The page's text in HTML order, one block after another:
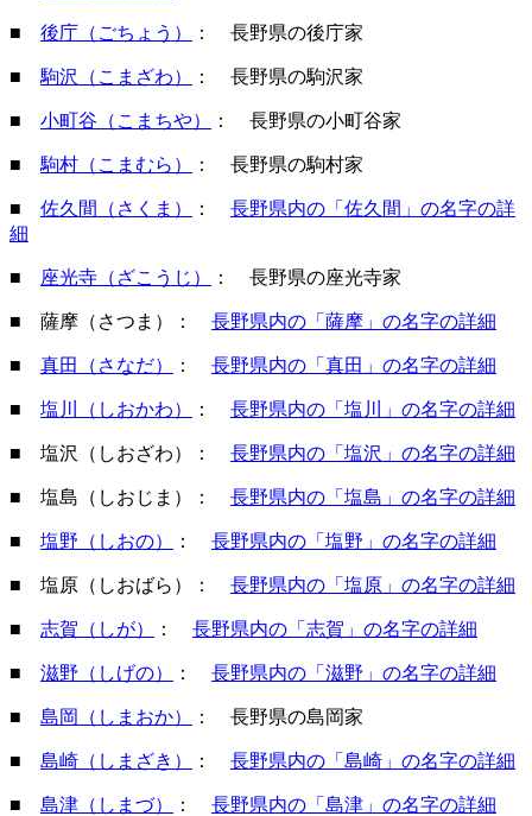
■ 後庁（ごちょう） ： 長野県の後庁家
■ 駒沢（こまざわ） ： 長野県の駒沢家
■ 小町谷（こまちや） ： 長野県の小町谷家
■ 駒村（こまむら） ： 長野県の駒村家
■ 佐久間（さくま） ： 長野県内の「佐久間」の名字の詳
細
■ 座光寺（ざこうじ） ： 長野県の座光寺家
■ 薩摩（さつま）： 長野県内の「薩摩」の名字の詳細
■ 真田（さなだ） ： 長野県内の「真田」の名字の詳細
■ 塩川（しおかわ） ： 長野県内の「塩川」の名字の詳細
■ 塩沢（しおざわ）： 長野県内の「塩沢」の名字の詳細
■ 塩島（しおじま）： 長野県内の「塩島」の名字の詳細
■ 塩野（しおの） ： 長野県内の「塩野」の名字の詳細
■ 塩原（しおばら）： 長野県内の「塩原」の名字の詳細
■ 志賀（しが） ： 長野県内の「志賀」の名字の詳細
■ 滋野（しげの） ： 長野県内の「滋野」の名字の詳細
■ 島岡（しまおか） ： 長野県の島岡家
■ 島崎（しまざき） ： 長野県内の「島崎」の名字の詳細
■ 島津（しまづ） ： 長野県内の「島津」の名字の詳細